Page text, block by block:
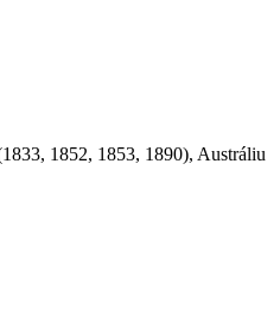
1852, 1853, 1890), Austráliu